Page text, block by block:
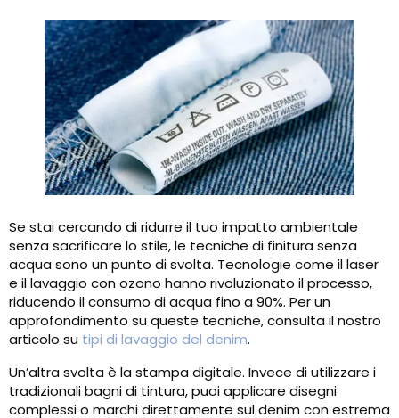
Se stai cercando di ridurre il tuo impatto ambientale
senza sacrificare lo stile, le tecniche di finitura senza
acqua sono un punto di svolta. Tecnologie come il laser
e il lavaggio con ozono hanno rivoluzionato il processo,
riducendo il consumo di acqua fino a 90%. Per un
approfondimento su queste tecniche, consulta il nostro
articolo su tipi di lavaggio del denim.
Un’altra svolta è la stampa digitale. Invece di utilizzare i
tradizionali bagni di tintura, puoi applicare disegni
complessi o marchi direttamente sul denim con estrema